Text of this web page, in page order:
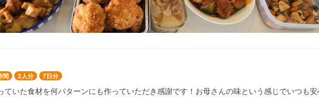
間 2人分 7日分
ていた食材を何パターンにも作っていただき感謝です！お母さんの味という感じでいつも